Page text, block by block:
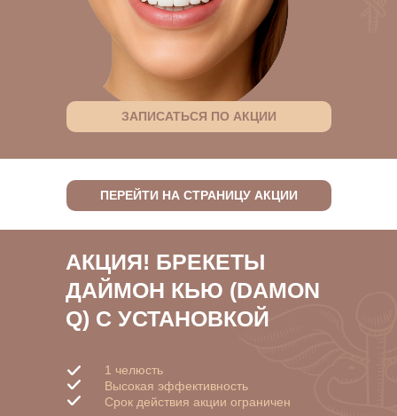
ЗАПИСАТЬСЯ ПО АКЦИИ
ПЕРЕЙТИ НА СТРАНИЦУ АКЦИИ
АКЦИЯ! БРЕКЕТЫ
ДАЙМОН КЬЮ (DAMON
Q) С УСТАНОВКОЙ
1 челюсть
Высокая эффективность
Срок действия акции ограничен